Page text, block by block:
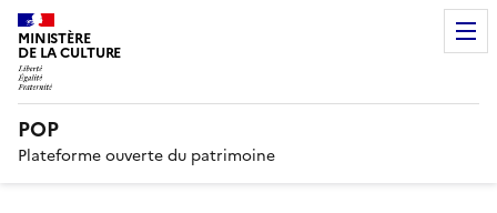
MINISTÈRE
DE LA CULTURE
POP
Plateforme ouverte du patrimoine